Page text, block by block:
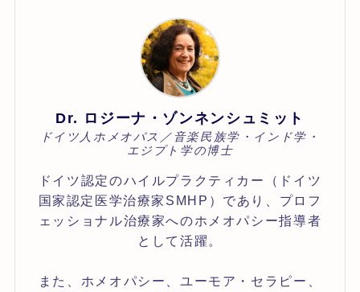
Dr. ロジーナ・ゾンネンシュミット
ドイツ人ホメオパス／音楽民族学・インド学・
エジプト学の博士
ドイツ認定のハイルプラクティカー（ドイツ
国家認定医学治療家SMHP）であり、プロフ
ェッショナル治療家へのホメオパシー指導者
として活躍。
また、ホメオパシー、ユーモア・セラピー、